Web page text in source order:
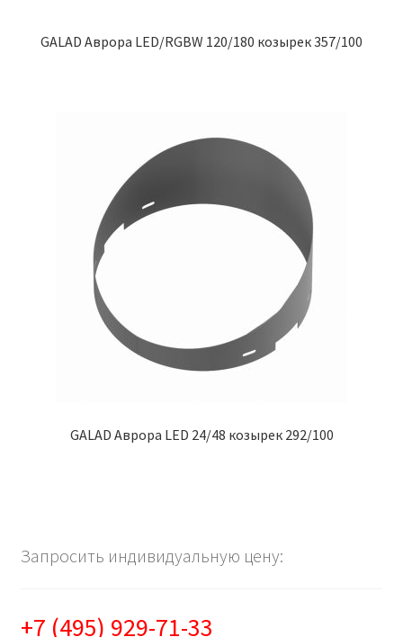
GALAD Аврора LED/RGBW 120/180 козырек 357/100
GALAD Аврора LED 24/48 козырек 292/100
Запросить индивидуальную цену:
+7 (495) 929-71-33